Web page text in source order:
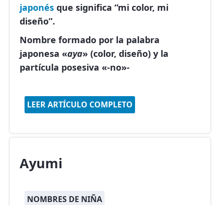
japonés que significa “mi color, mi
diseño”.
Nombre formado por la palabra
japonesa «aya» (color, diseño) y la
partícula posesiva «-no»-
LEER ARTÍCULO COMPLETO
Ayumi
NOMBRES DE NIÑA